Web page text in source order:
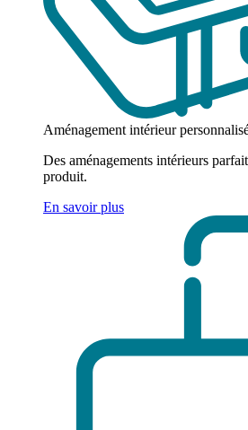
Aménagement intérieur
Des aménagements intérieurs
produit.
En savoir plus